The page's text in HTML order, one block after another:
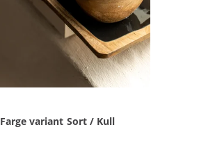
Farge variant Sort / Kull